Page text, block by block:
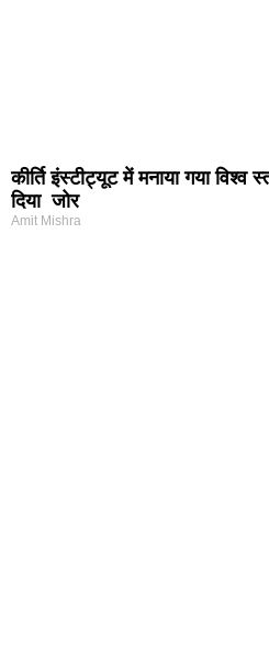
कीर्ति इंस्टीट्यूट में मनाया गया विश्व
दिया जोर
Amit Mishra